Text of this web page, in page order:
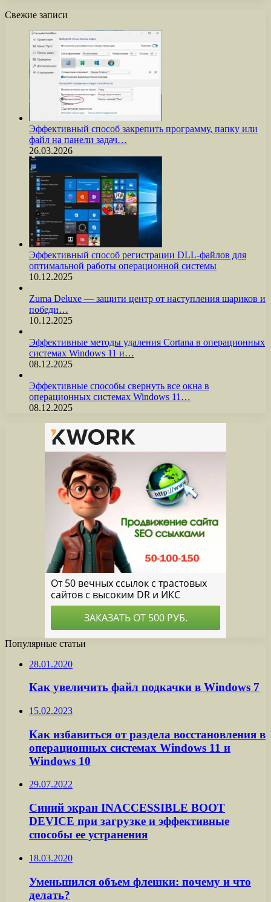
Свежие записи
Эффективный способ закрепить программу, папку или
файл на панели задач…
26.03.2026
Эффективный способ регистрации DLL-файлов для
оптимальной работы операционной системы
10.12.2025
Zuma Deluxe — защити центр от наступления шариков и
победи…
10.12.2025
Эффективные методы удаления Cortana в операционных
системах Windows 11 и…
08.12.2025
Эффективные способы свернуть все окна в
операционных системах Windows 11…
08.12.2025
Популярные статьи
28.01.2020
Как увеличить файл подкачки в Windows 7
15.02.2023
Как избавиться от раздела восстановления в
операционных системах Windows 11 и
Windows 10
29.07.2022
Синий экран INACCESSIBLE BOOT
DEVICE при загрузке и эффективные
способы ее устранения
18.03.2020
Уменьшился объем флешки: почему и что
делать?